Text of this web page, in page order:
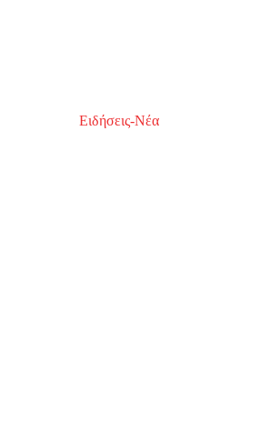
Ειδήσεις-Νέα